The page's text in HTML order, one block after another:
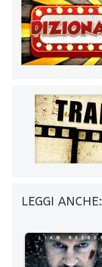
LEGGI ANCHE: